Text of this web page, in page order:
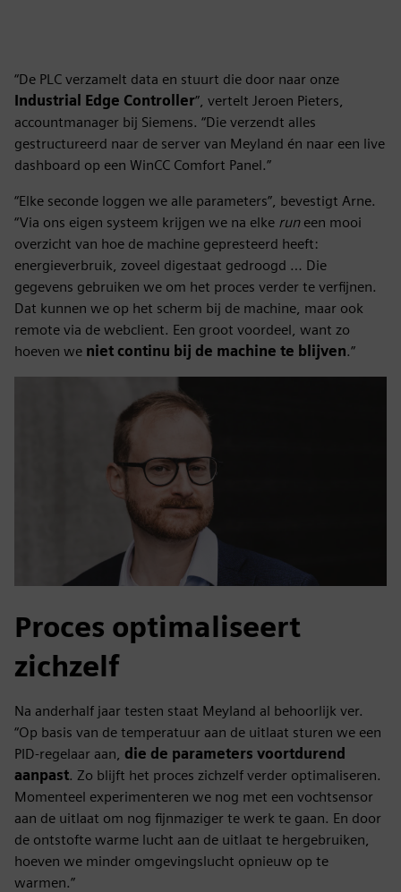
“De PLC verzamelt data en stuurt die door naar onze
Industrial Edge Controller”, vertelt Jeroen Pieters,
accountmanager bij Siemens. “Die verzendt alles
gestructureerd naar de server van Meyland én naar een live
dashboard op een WinCC Comfort Panel.”
“Elke seconde loggen we alle parameters”, bevestigt Arne.
“Via ons eigen systeem krijgen we na elke runeen mooi
overzicht van hoe de machine gepresteerd heeft:
energieverbruik, zoveel digestaat gedroogd … Die
gegevens gebruiken we om het proces verder te verfijnen.
Dat kunnen we op het scherm bij de machine, maar ook
remote via de webclient. Een groot voordeel, want zo
hoeven we niet continu bij de machine te blijven.”
Proces optimaliseert
zichzelf
Na anderhalf jaar testen staat Meyland al behoorlijk ver.
“Op basis van de temperatuur aan de uitlaat sturen we een
PID-regelaar aan, die de parameters voortdurend
aanpast. Zo blijft het proces zichzelf verder optimaliseren.
Momenteel experimenteren we nog met een vochtsensor
aan de uitlaat om nog fijnmaziger te werk te gaan. En door
de ontstofte warme lucht aan de uitlaat te hergebruiken,
hoeven we minder omgevingslucht opnieuw op te
warmen.”